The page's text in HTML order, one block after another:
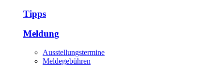
Tipps
Meldung
Ausstellungstermine
Meldegebühren